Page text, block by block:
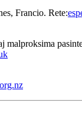
Francio. Rete:
malproksima